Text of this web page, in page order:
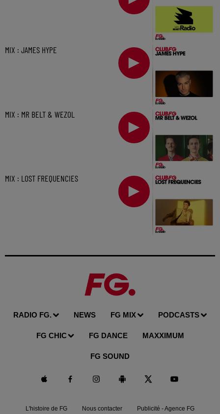
MIX : JAMES HYPE
MIX : MR BELT & WEZOL
MIX : LOST FREQUENCIES
RADIO FG. NEWS FG MIX PODCASTS
FG CHIC FG DANCE MAXXIMUM
FG SOUND
L'histoire de FG Nous contacter Publicité - Agence FG